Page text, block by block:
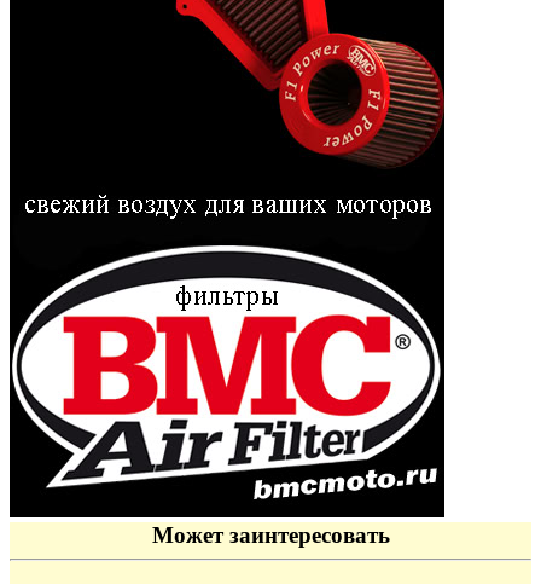
Может заинтересовать